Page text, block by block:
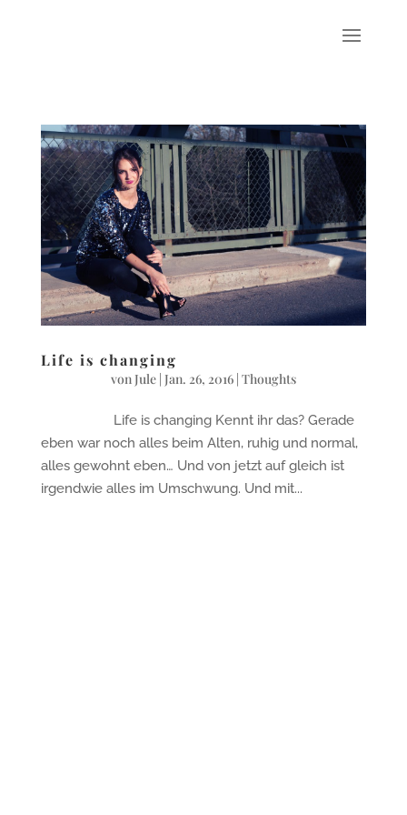
Life is changing
vonJule| Jan. 26, 2016| Thoughts
Life is changing Kennt ihr das? Gerade
eben war noch alles beim Alten, ruhig und normal,
alles gewohnt eben… Und von jetzt auf gleich ist
irgendwie alles im Umschwung. Und mit...